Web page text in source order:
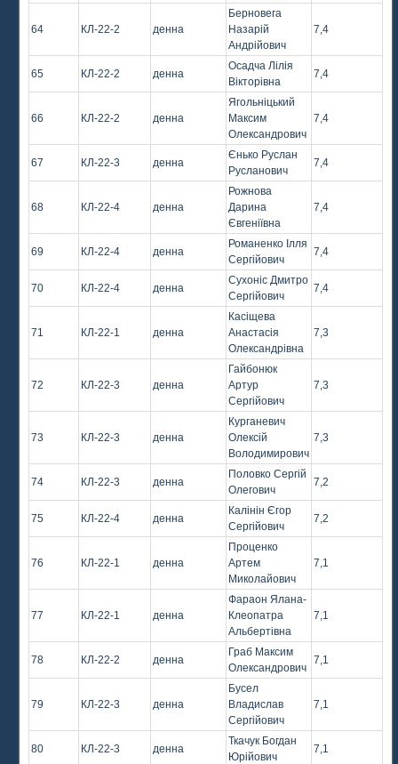
64 КЛ-22-2 денна
Берновега
Назарій
Андрійович
7,4
65 КЛ-22-2 денна
Осадча Лілія
Вікторівна
7,4
66 КЛ-22-2 денна
Ягольніцький
Максим
Олександрович
7,4
67 КЛ-22-3 денна
Єнько Руслан
Русланович
7,4
68 КЛ-22-4 денна
Рожнова
Дарина
Євгеніївна
7,4
69 КЛ-22-4 денна
Романенко Ілля
Сергійович
7,4
70 КЛ-22-4 денна
Сухоніс Дмитро
Сергійович
7,4
71 КЛ-22-1 денна
Касіщева
Анастасія
Олександрівна
7,3
72 КЛ-22-3 денна
Гайбонюк
Артур
Сергійович
7,3
73 КЛ-22-3 денна
Курганевич
Олексій
Володимирович
7,3
74 КЛ-22-3 денна
Половко Сергій
Олегович
7,2
75 КЛ-22-4 денна
Калінін Єгор
Сергійович
7,2
76 КЛ-22-1 денна
Проценко
Артем
Миколайович
7,1
77 КЛ-22-1 денна
Фараон Ялана-
Клеопатра
Альбертівна
7,1
78 КЛ-22-2 денна
Граб Максим
Олександрович
7,1
79 КЛ-22-3 денна
Бусел
Владислав
Сергійович
7,1
80 КЛ-22-3 денна
Ткачук Богдан
Юрійович
7,1